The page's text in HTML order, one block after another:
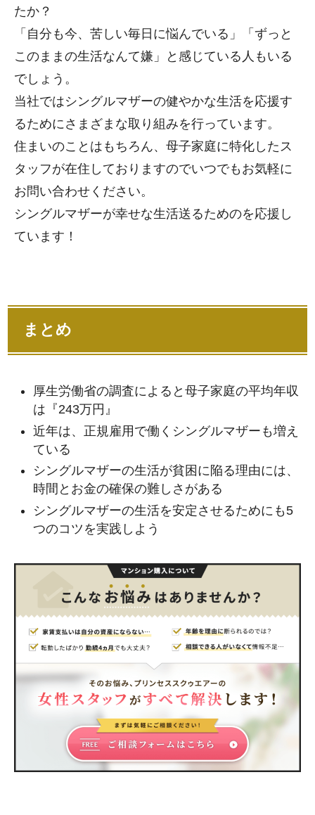
たか？
「自分も今、苦しい毎日に悩んでいる」「ずっと
このままの生活なんて嫌」と感じている人もいる
でしょう。
当社ではシングルマザーの健やかな生活を応援す
るためにさまざまな取り組みを行っています。
住まいのことはもちろん、母子家庭に特化したス
タッフが在住しておりますのでいつでもお気軽に
お問い合わせください。
シングルマザーが幸せな生活送るためのを応援し
ています！
まとめ
厚生労働省の調査によると母子家庭の平均年収
は『243万円』
近年は、正規雇用で働くシングルマザーも増え
ている
シングルマザーの生活が貧困に陥る理由には、
時間とお金の確保の難しさがある
シングルマザーの生活を安定させるためにも5
つのコツを実践しよう